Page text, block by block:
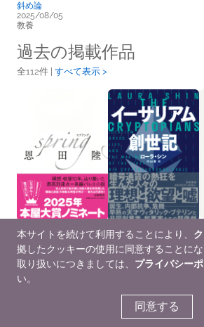
斜め論
2025/08/05
教養
過去の掲載作品
全112件 | すべて表示 >
ｓｐｒｉｎｇ
2024/03/19
文芸小説
イーサリアム創世記
2024/12/19
ノンフィクション
本サイトを続けて利用することにより、
拠したクッキーの使用に同意することに
取り扱いにつきましては、 プライバシー
い。
同意する